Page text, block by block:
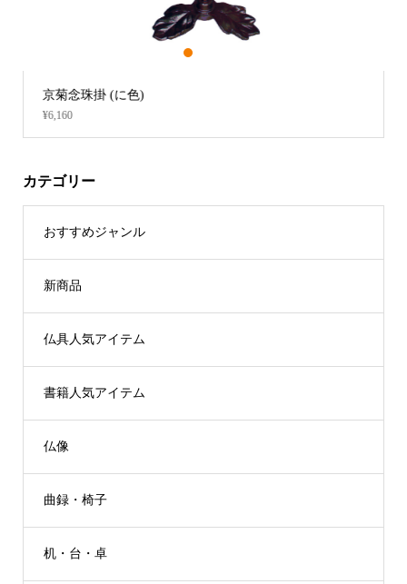
1
カテゴリー
おすすめジャンル
新商品
仏具人気アイテム
書籍人気アイテム
仏像
曲録・椅子
机・台・卓